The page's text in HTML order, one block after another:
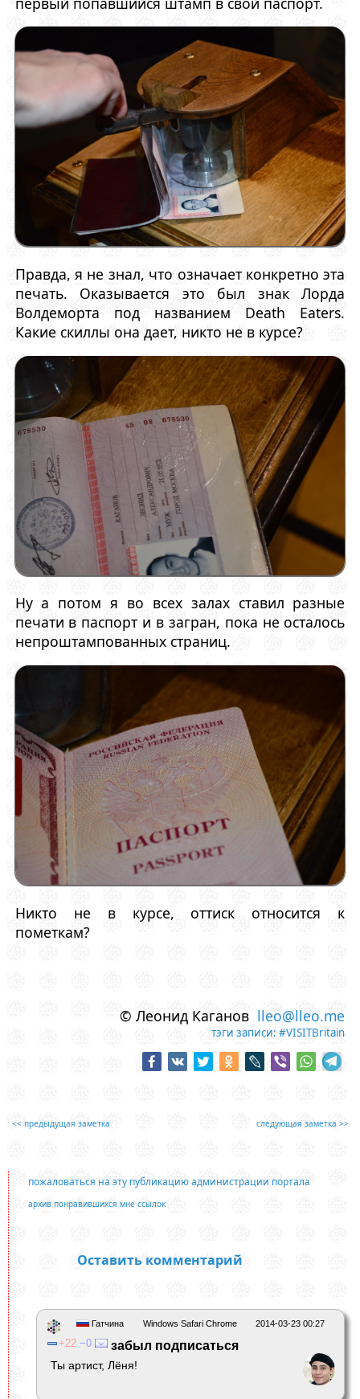
Правда, я не знал, что означает конкретно эта
печать. Оказывается это был знак Лорда
Волдеморта под названием Death Eaters.
Какие скиллы она дает, никто не в курсе?
Ну а потом я во всех залах ставил разные
печати в паспорт и в загран, пока не осталось
непроштампованных страниц.
Никто не в курсе, оттиск относится к
пометкам?
© Леонид Каганов lleo@lleo.me
тэги записи: #VISITBritain
<< предыдущая заметка следующая заметка >>
пожаловаться на эту публикацию администрации портала
архив понравившихся мне ссылок
Оставить комментарий
2014-03-23 00:27
Windows Safari Chrome
Гатчина
22 0 забыл подписаться
Ты артист, Лёня!